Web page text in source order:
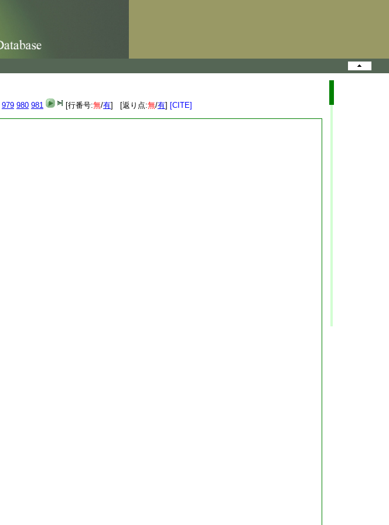
979 980 981 [行番号:無/有] [返り点:無/有] [CITE]